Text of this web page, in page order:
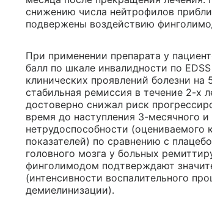
снижению числа нейтрофилов
подвержены воздействию
При применении препарата у
балл по шкале инвалидности по
клинических проявлений болезни
стабильная ремиссия в течение 2-х
достоверно снижал риск
время до наступления 3-месячного
нетрудоспособности
показателей) по сравнению с
головного мозга у больных
финголимодом подтверждают
(интенсивности воспалительного
демиелинизации).